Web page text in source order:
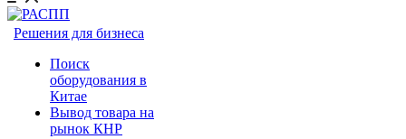
Решения для бизнеса
Поиск
оборудования в
Китае
Вывод товара на
рынок КНР